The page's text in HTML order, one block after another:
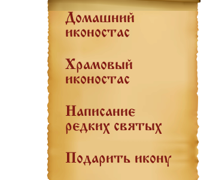
Домашний
иконостас
Храмовый
иконостас
Написание
редких святых
Подарить икону